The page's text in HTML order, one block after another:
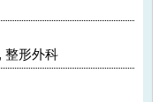
整形外科